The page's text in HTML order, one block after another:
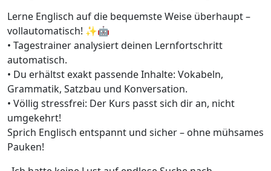
Lerne Englisch auf die bequemste Weise überhaupt –
vollautomatisch! ✨🤖
• Tagestrainer analysiert deinen Lernfortschritt
automatisch.
• Du erhältst exakt passende Inhalte: Vokabeln,
Grammatik, Satzbau und Konversation.
• Völlig stressfrei: Der Kurs passt sich dir an, nicht
umgekehrt!
Sprich Englisch entspannt und sicher – ohne mühsames
Pauken!